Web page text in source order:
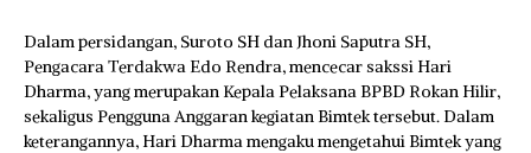
Dalam persidangan, Suroto SH dan Jhoni Saputra SH,
Pengacara Terdakwa Edo Rendra, mencecar sakssi Hari
Dharma, yang merupakan Kepala Pelaksana BPBD Rokan Hilir,
sekaligus Pengguna Anggaran kegiatan Bimtek tersebut. Dalam
keterangannya, Hari Dharma mengaku mengetahui Bimtek yang